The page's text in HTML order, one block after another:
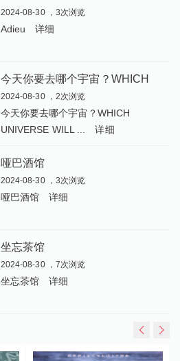
2024-08-30 ，3次浏览
Adieu 详细
2024-08-30 ，2次浏览
今天你要去哪个宇宙？WHICH
UNIVERSE WILL ...
详细
哑巴酒馆
2024-08-30 ，3次浏览
哑巴酒馆 详细
坐忘茶馆
2024-08-30 ，7次浏览
坐忘茶馆 详细